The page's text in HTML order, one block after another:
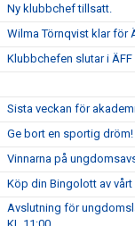
Ny klubbchef tillsatt.
Wilma Törnqvist klar för
Klubbchefen slutar i ÄFF
Sista veckan för
Ge bort en sportig dröm!
Vinnarna på
Köp din Bingolott av vårt
Avslutning för